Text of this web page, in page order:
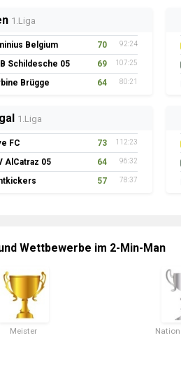
1.Liga
Belgium 70 92:24
Schildesche 05 69 107:25
Brügge 64 80:21
1.Liga
FC 73 112:23
AlCatraz 05 64 96:32
57 78:37
Wettbewerbe im 2-Min-Man
Meister